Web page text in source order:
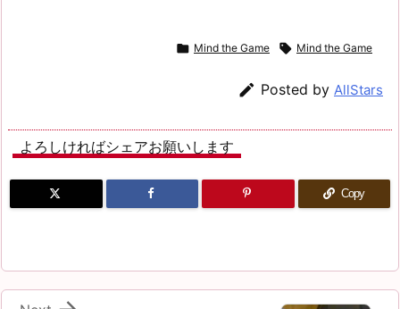
 Mind the Game  Mind the Game
 Posted by AllStars
よろしければシェアお願いします
Copy